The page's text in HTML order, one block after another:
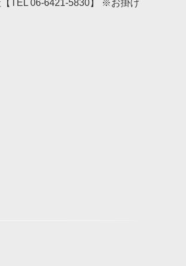
TEL 06-6421-5830】 ※お掛け